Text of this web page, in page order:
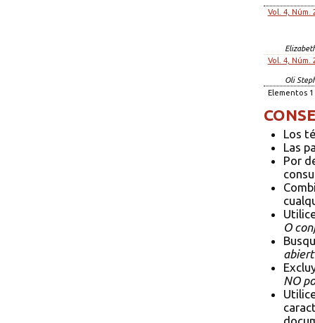
Vol. 4, Núm.
Vol. 4, Núm.
Oli
Elementos 1
Los
Las
Por
O
NO